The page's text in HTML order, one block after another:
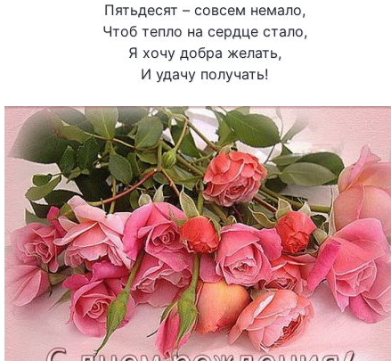
Пятьдесят – совсем немало,
Чтоб тепло на сердце стало,
Я хочу добра желать,
И удачу получать!